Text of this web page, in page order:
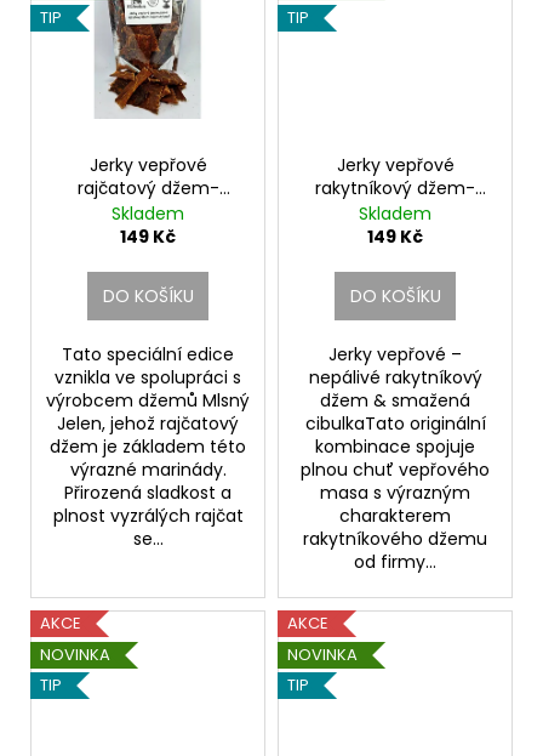
TIP
Jerky vepřové
rajčatový džem-
kajenský pepř pálivé
Skladem
149 Kč
DO KOŠÍKU
Tato speciální edice
vznikla ve spolupráci s
výrobcem džemů Mlsný
Jelen, jehož rajčatový
džem je základem této
výrazné marinády.
Přirozená sladkost a
plnost vyzrálých rajčat
se...
TIP
Jerky vepřové
rakytníkový džem-
smažená cibulka
nepalivé
Skladem
149 Kč
DO KOŠÍKU
Jerky vepřové –
nepálivé rakytníkový
džem & smažená
cibulkaTato originální
kombinace spojuje
plnou chuť vepřového
masa s výrazným
charakterem
rakytníkového džemu
od firmy...
AKCE
NOVINKA
TIP
AKCE
NOVINKA
TIP